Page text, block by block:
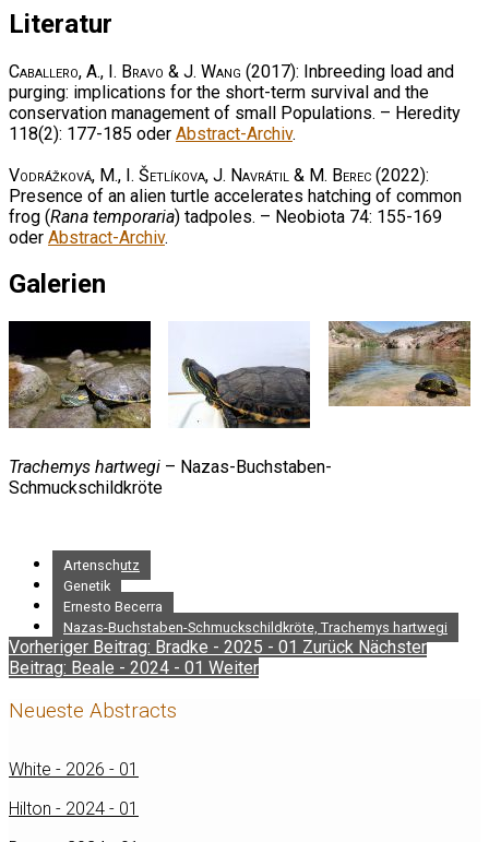
Literatur
Caballero, A., I. Bravo & J. Wang (2017): Inbreeding load and
purging: implications for the short-term survival and the
conservation management of small Populations. – Heredity
118(2): 177-185 oder Abstract-Archiv.
Vodrážková, M., I. Šetlíkova, J. Navrátil & M. Berec (2022):
Presence of an alien turtle accelerates hatching of common
frog (Rana temporaria) tadpoles. – Neobiota 74: 155-169
oder Abstract-Archiv.
Galerien
Trachemys hartwegi – Nazas-Buchstaben-
Schmuckschildkröte
Artenschutz
Genetik
Ernesto Becerra
Nazas-Buchstaben-Schmuckschildkröte, Trachemys hartwegi
Vorheriger Beitrag: Bradke - 2025 - 01 Zurück Nächster
Beitrag: Beale - 2024 - 01 Weiter
Neueste Abstracts
White - 2026 - 01
Hilton - 2024 - 01